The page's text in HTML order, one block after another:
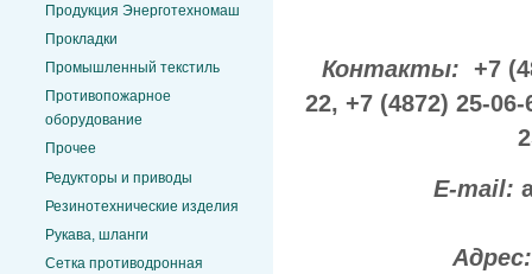
Продукция Энерготехномаш
Прокладки
Промышленный текстиль
Противопожарное
оборудование
Прочее
Редукторы и приводы
Резинотехнические изделия
Рукава, шланги
Сетка противодронная
Контакты: +7
22, +7 (4872) 25-
E-mail: